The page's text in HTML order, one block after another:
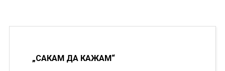
„САКАМ ДА КАЖАМ“